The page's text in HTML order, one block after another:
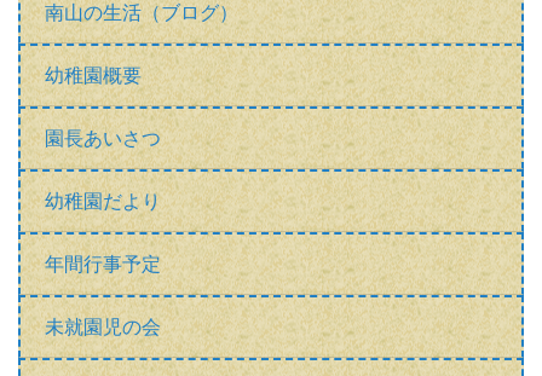
南山の生活（ブログ）
幼稚園概要
園長あいさつ
幼稚園だより
年間行事予定
未就園児の会